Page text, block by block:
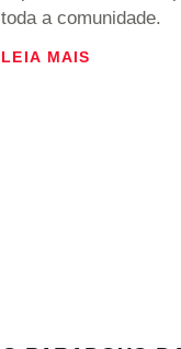
toda a comunidade.
LEIA MAIS